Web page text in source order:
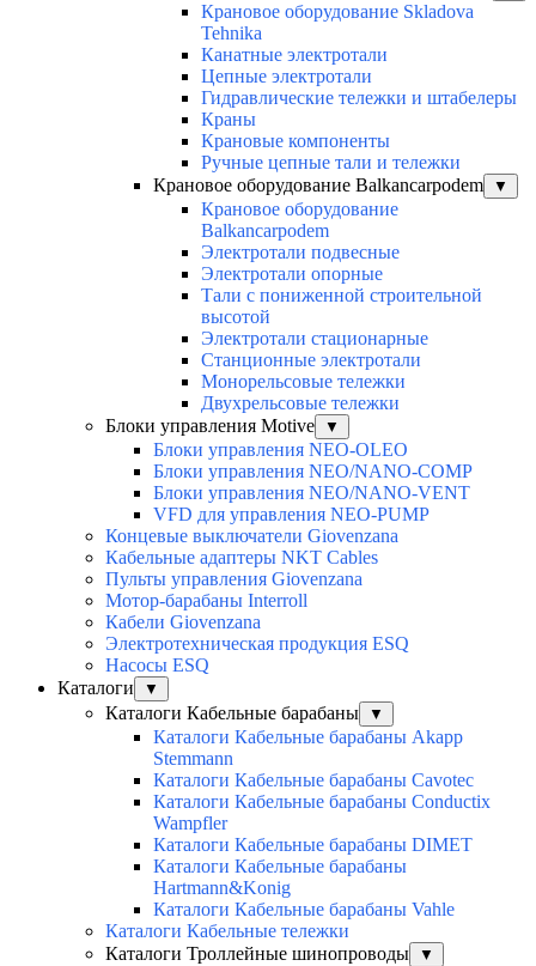
Крановое оборудование Skladova
Tehnika
Канатные электротали
Цепные электротали
Гидравлические тележки и штабелеры
Краны
Крановые компоненты
Ручные цепные тали и тележки
Крановое оборудование Balkancarpodem
▼
Крановое оборудование
Balkancarpodem
Электротали подвесные
Электротали опорные
Тали с пониженной строительной
высотой
Электротали стационарные
Станционные электротали
Монорельсовые тележки
Двухрельсовые тележки
Блоки управления Motive
▼
Блоки управления NEO-OLEO
Блоки управления NEO/NANO-COMP
Блоки управления NEO/NANO-VENT
VFD для управления NEO-PUMP
Концевые выключатели Giovenzana
Кабельные адаптеры NKT Cables
Пульты управления Giovenzana
Мотор-барабаны Interroll
Кабели Giovenzana
Электротехническая продукция ESQ
Насосы ESQ
Каталоги
▼
Каталоги Кабельные барабаны ▼
Каталоги Кабельные барабаны Akapp
Stemmann
Каталоги Кабельные барабаны Cavotec
Каталоги Кабельные барабаны Conductix
Wampfler
Каталоги Кабельные барабаны DIMET
Каталоги Кабельные барабаны
Hartmann&Konig
Каталоги Кабельные барабаны Vahle
Каталоги Кабельные тележки
Каталоги Троллейные шинопроводы
▼